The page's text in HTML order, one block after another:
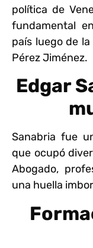
política de
fundamental
país luego de
Pérez Jiménez.
Edgar
Sanabria fue
que ocupó
Abogado,
una huella